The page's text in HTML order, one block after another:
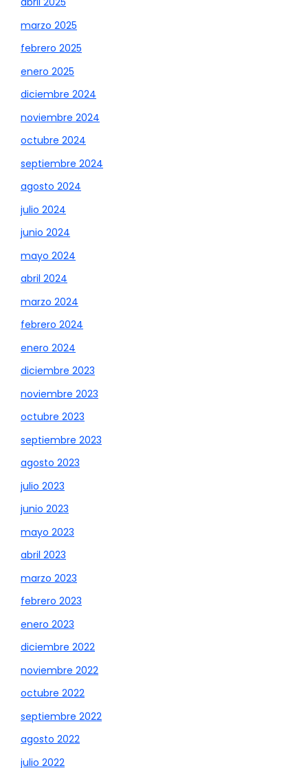
marzo 2025
febrero 2025
enero 2025
diciembre 2024
noviembre 2024
octubre 2024
septiembre 2024
agosto 2024
julio 2024
junio 2024
mayo 2024
abril 2024
marzo 2024
febrero 2024
enero 2024
diciembre 2023
noviembre 2023
octubre 2023
septiembre 2023
agosto 2023
julio 2023
junio 2023
mayo 2023
abril 2023
marzo 2023
febrero 2023
enero 2023
diciembre 2022
noviembre 2022
octubre 2022
septiembre 2022
agosto 2022
julio 2022